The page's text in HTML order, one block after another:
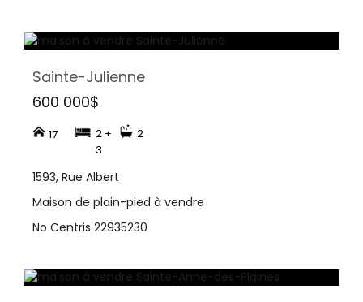
Sainte-Julienne
600 000$
17
2 +
3
2
1593, Rue Albert
Maison de plain-pied à vendre
No Centris 22935230